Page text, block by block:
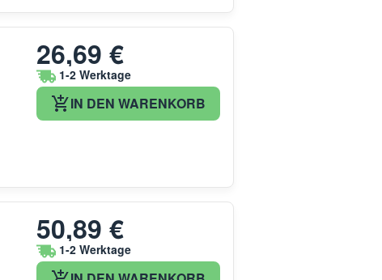
26,69 €
1-2 Werktage
IN DEN WARENKORB
50,89 €
1-2 Werktage